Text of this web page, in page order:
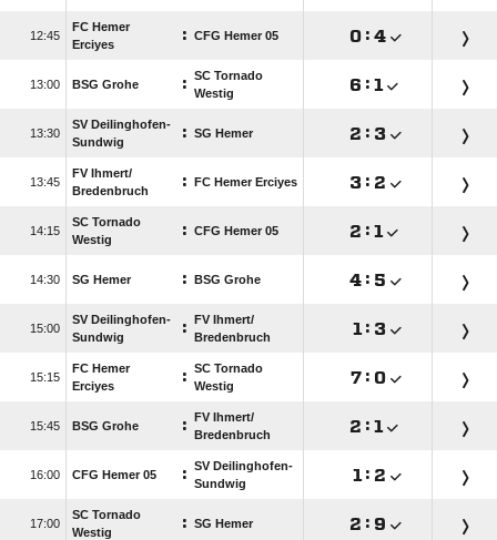

FC Hemer
Erciyes
: CFG Hemer 05  : 
 BSG Grohe : SC Tornado
Westig
 : 

SV Deilinghofen-
Sundwig
: SG Hemer  : 

FV Ihmert/​
Bredenbruch
: FC Hemer Erciyes  : 

SC Tornado
Westig
: CFG Hemer 05  : 
 SG Hemer : BSG Grohe  : 

SV Deilinghofen-
Sundwig
: FV Ihmert/​
Bredenbruch
 : 

FC Hemer
Erciyes
: SC Tornado
Westig
 : 
 BSG Grohe : FV Ihmert/​
Bredenbruch
 : 
 CFG Hemer 05 : SV Deilinghofen-
Sundwig
 : 

SC Tornado
Westig
: SG Hemer  : 